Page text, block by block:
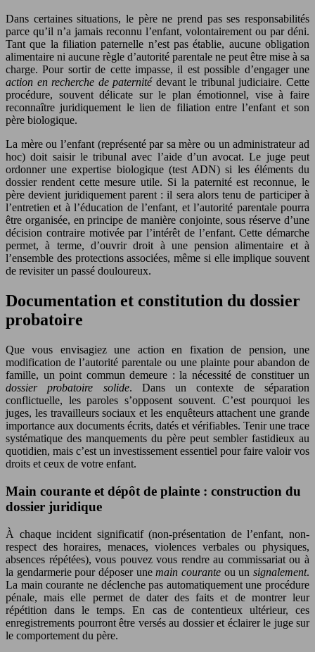
Dans certaines situations, le père ne prend pas ses responsabilités
parce qu’il n’a jamais reconnu l’enfant, volontairement ou par déni.
Tant que la filiation paternelle n’est pas établie, aucune obligation
alimentaire ni aucune règle d’autorité parentale ne peut être mise à sa
charge. Pour sortir de cette impasse, il est possible d’engager une
action en recherche de paternitédevant le tribunal judiciaire. Cette
procédure, souvent délicate sur le plan émotionnel, vise à faire
reconnaître juridiquement le lien de filiation entre l’enfant et son
père biologique.
La mère ou l’enfant (représenté par sa mère ou un administrateur ad
hoc) doit saisir le tribunal avec l’aide d’un avocat. Le juge peut
ordonner une expertise biologique (test ADN) si les éléments du
dossier rendent cette mesure utile. Si la paternité est reconnue, le
père devient juridiquement parent : il sera alors tenu de participer à
l’entretien et à l’éducation de l’enfant, et l’autorité parentale pourra
être organisée, en principe de manière conjointe, sous réserve d’une
décision contraire motivée par l’intérêt de l’enfant. Cette démarche
permet, à terme, d’ouvrir droit à une pension alimentaire et à
l’ensemble des protections associées, même si elle implique souvent
de revisiter un passé douloureux.
Documentation et constitution du dossier
probatoire
Que vous envisagiez une action en fixation de pension, une
modification de l’autorité parentale ou une plainte pour abandon de
famille, un point commun demeure : la nécessité de constituer un
dossier probatoire solide. Dans un contexte de séparation
conflictuelle, les paroles s’opposent souvent. C’est pourquoi les
juges, les travailleurs sociaux et les enquêteurs attachent une grande
importance aux documents écrits, datés et vérifiables. Tenir une trace
systématique des manquements du père peut sembler fastidieux au
quotidien, mais c’est un investissement essentiel pour faire valoir vos
droits et ceux de votre enfant.
Main courante et dépôt de plainte : construction du
dossier juridique
À chaque incident significatif (non-présentation de l’enfant, non-
respect des horaires, menaces, violences verbales ou physiques,
absences répétées), vous pouvez vous rendre au commissariat ou à
la gendarmerie pour déposer unemain courante ou unsignalement.
La main courante ne déclenche pas automatiquement une procédure
pénale, mais elle permet de dater des faits et de montrer leur
répétition dans le temps. En cas de contentieux ultérieur, ces
enregistrements pourront être versés au dossier et éclairer le juge sur
le comportement du père.